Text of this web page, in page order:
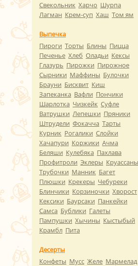
Свекольник Харчо Шурпа
Лагман Крем-суп Хаш Том ям
Выпечка
Пироги Торты Блины Пицца
Печенье Хлеб Оладьи Кексы
Глазурь Пирожки Пирожное
Сырники Маффины Булочки
Брауни Бисквит Киш
Запеканка Вафли Пончики
Шарлотка Чизкейк Суфле
Ватрушки Лепешки Пряники
Штрудели Фокачча Тарты
Курник Рогалики Слойки
Хачапури Коржики Ачма
Беляши Кулебяка Пахлава
Профитроли Эклеры Круассаны
Трубочки Манник Багет
Плюшки Крекеры Чебуреки
Блинчики Корзиночки Хворост
Кексики Баурсаки Панкейки
Самса Бублики Галеты
Пампушки Хычины Кыстыбый
Крамбл Пита
Десерты
Конфеты Мусс Желе Мармелад